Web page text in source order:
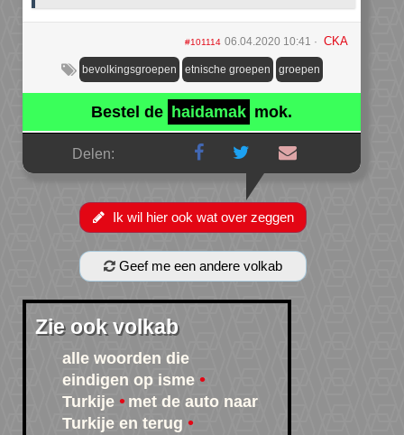
#101114 06.04.2020 10:41 CKA
bevolkingsgroepen etnische groepen groepen
Bestel de haidamak mok.
Delen:
Ik wil hier ook wat over zeggen
Geef me een andere volkab
Zie ook volkab
alle woorden die
eindigen op isme
Turkije
met de auto naar
Turkije en terug